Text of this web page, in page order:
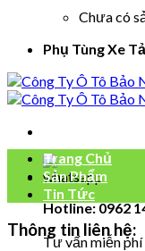
Chưa có
Phụ Tùng Xe
Hotline: 0962
Tư vấn miễn
Trang Chủ
Sản Phẩm
Tin Tức
Thông tin liên hệ: